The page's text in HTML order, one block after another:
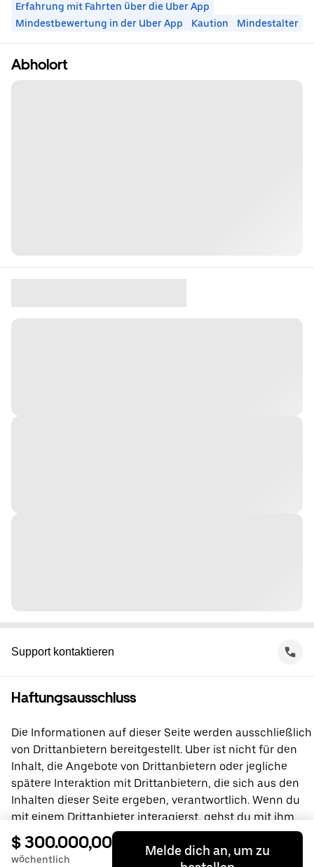
Erfahrung mit Fahrten über die Uber App
Mindestbewertung in der Uber App
Kaution Mindestalter
Abholort
Support kontaktieren
Haftungsausschluss
Die Informationen auf dieser Seite werden ausschließlich
von Drittanbietern bereitgestellt. Uber ist nicht für den
Inhalt, die Angebote von Drittanbietern oder jegliche
spätere Interaktion mit Drittanbietern, die sich aus den
Inhalten dieser Seite ergeben, verantwortlich. Wenn du
mit einem Drittanbieter interagierst, gehst du mit ihm
direkt eine Vereinbarung ein, an der Uber nicht beteiligt
ist. Wende dich bei Fragen bitte direkt an den
$ 300.000,00
wöchentlich
Melde dich an, um zu